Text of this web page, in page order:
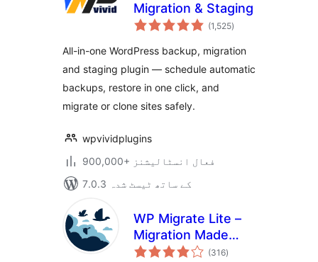
Migration & Staging
(1,525مجموعی
درجہ
)
All-in-one WordPress backup, migration
and staging plugin — schedule automatic
backups, restore in one click, and
migrate or clone sites safely.
wpvividplugins
900,000+ فعال انسٹالیشنز
7.0.3 کے ساتھ ٹیسٹ شدہ
WP Migrate Lite –
Migration Made
Easy
(316مجموعی
درجہ
)